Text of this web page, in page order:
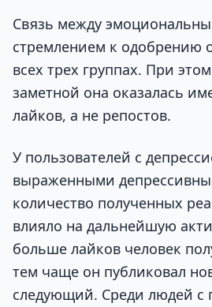
Связь между
стремлением к одобрению
всех трех группах. При
заметной она оказалась
лайков, а не репостов.
У пользователей с
выраженными
количество полученных
влияло на дальнейшую
больше лайков человек
тем чаще он публиковал
следующий. Среди людей с